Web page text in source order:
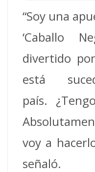
“Soy una
‘Caballo
divertido
está
país.
voy a
señaló.